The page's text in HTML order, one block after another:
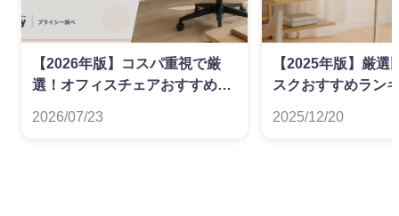
【2026年版】コスパ重視で厳
選！オフィスチェアおすすめラ
2026/07/23
【2025年版】厳選
スクおすすめラン
2025/12/20